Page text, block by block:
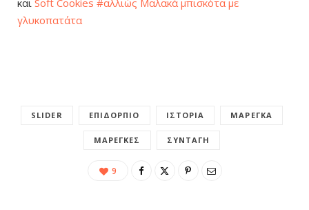
γλυκοπατάτα
SLIDER ΕΠΙΔΌΡΠΙΟ ΙΣΤΟΡΊΑ ΜΑΡΈΓΚΑ
ΜΑΡΈΓΚΕΣ ΣΥΝΤΑΓΉ
9